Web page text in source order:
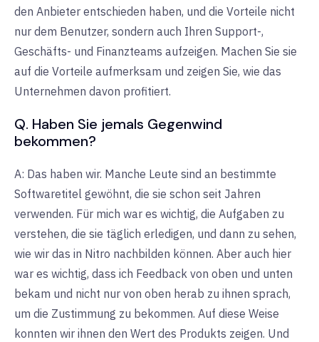
den Anbieter entschieden haben, und die Vorteile nicht
nur dem Benutzer, sondern auch Ihren Support-,
Geschäfts- und Finanzteams aufzeigen. Machen Sie sie
auf die Vorteile aufmerksam und zeigen Sie, wie das
Unternehmen davon profitiert.
Q. Haben Sie jemals Gegenwind
bekommen?
A: Das haben wir. Manche Leute sind an bestimmte
Softwaretitel gewöhnt, die sie schon seit Jahren
verwenden. Für mich war es wichtig, die Aufgaben zu
verstehen, die sie täglich erledigen, und dann zu sehen,
wie wir das in Nitro nachbilden können. Aber auch hier
war es wichtig, dass ich Feedback von oben und unten
bekam und nicht nur von oben herab zu ihnen sprach,
um die Zustimmung zu bekommen. Auf diese Weise
konnten wir ihnen den Wert des Produkts zeigen. Und